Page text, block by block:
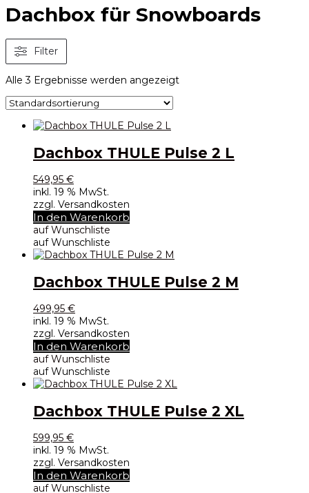
Dachbox für Snowboards
Filter
Alle 3 Ergebnisse werden angezeigt
Dachbox THULE Pulse 2 L
549,95 €
inkl. 19 % MwSt.
zzgl. Versandkosten
In den Warenkorb
auf Wunschliste
auf Wunschliste
Dachbox THULE Pulse 2 M
499,95 €
inkl. 19 % MwSt.
zzgl. Versandkosten
In den Warenkorb
auf Wunschliste
auf Wunschliste
Dachbox THULE Pulse 2 XL
599,95 €
inkl. 19 % MwSt.
zzgl. Versandkosten
In den Warenkorb
auf Wunschliste